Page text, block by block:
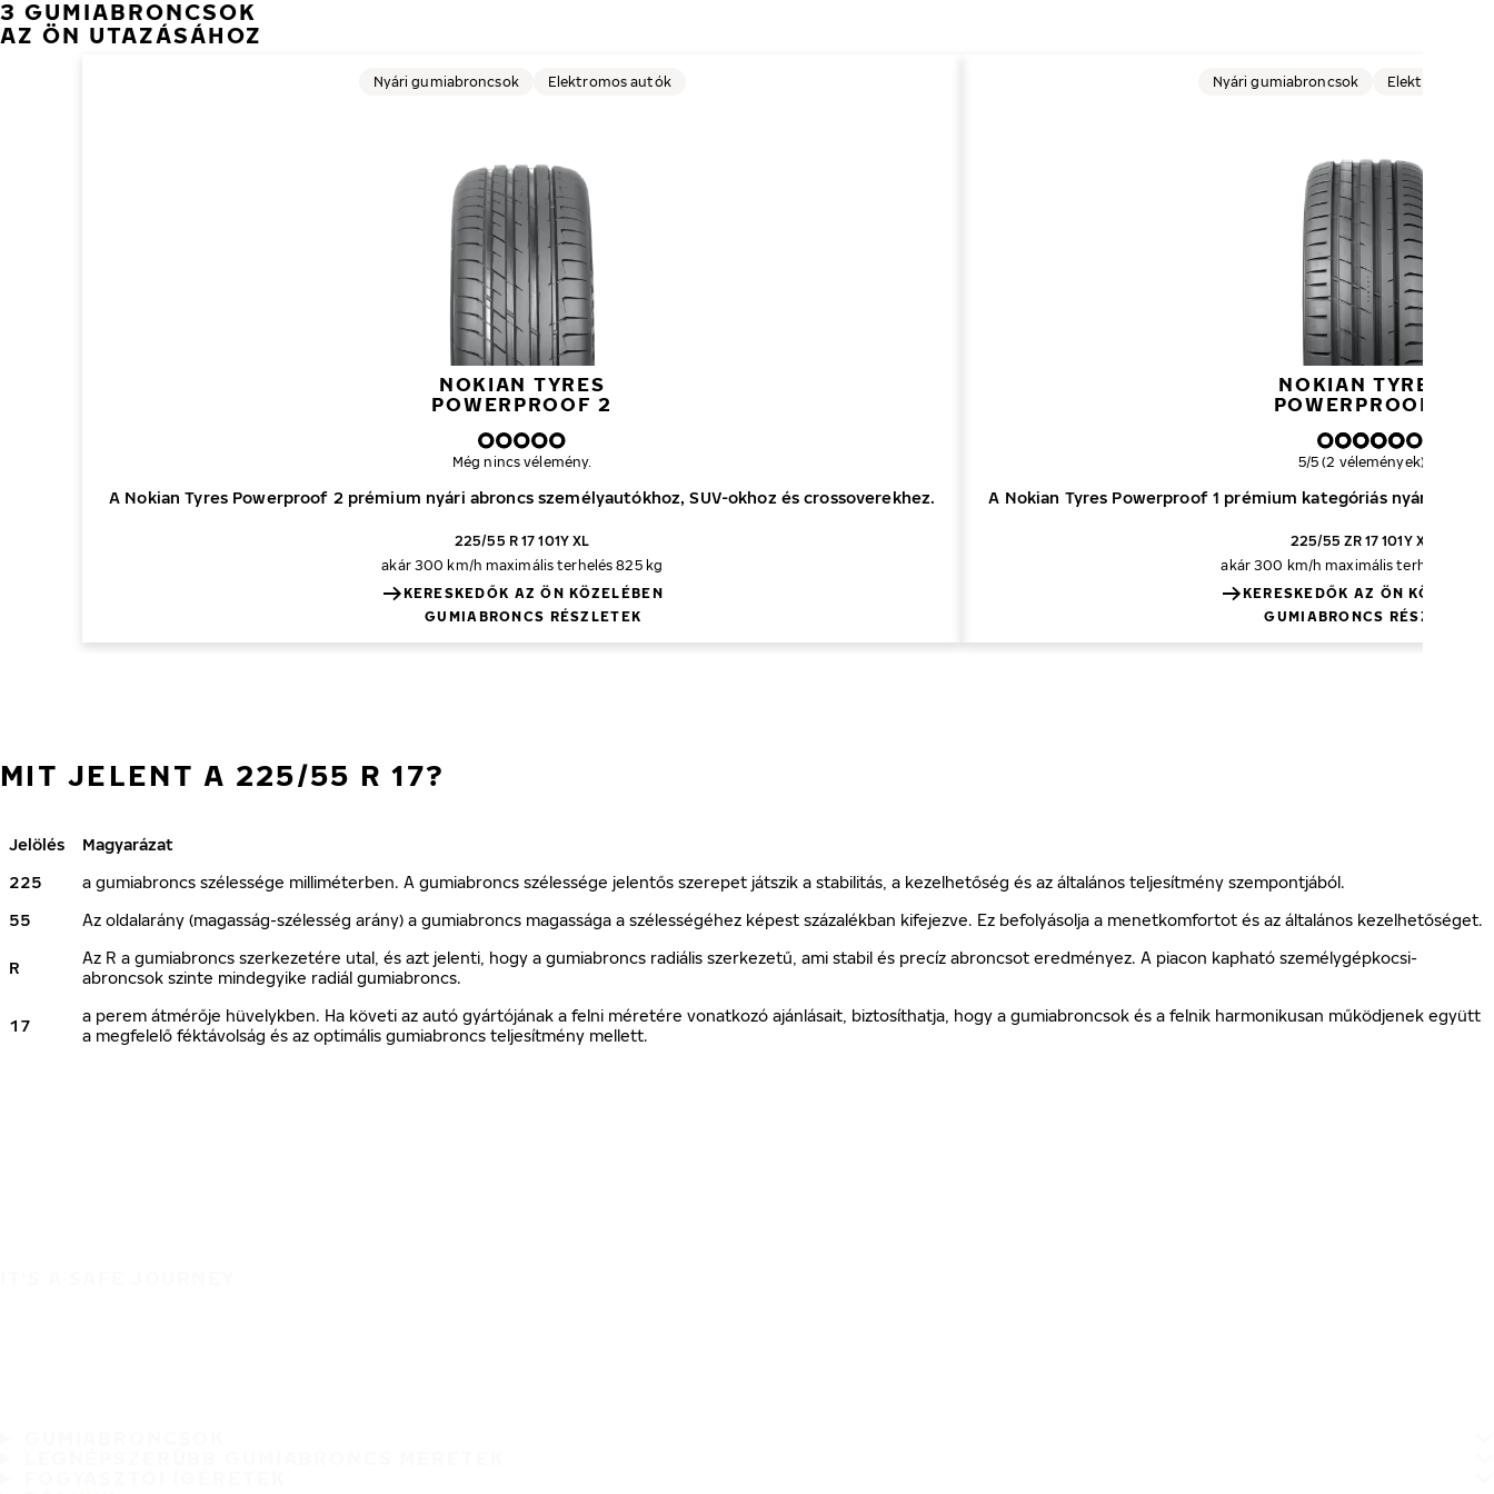
3 GUMIABRONCSOK
AZ ÖN UTAZÁSÁHOZ
NOKIAN TYRES
POWERPROOF 2
A Nokian Tyres Powerproof 2 prémium nyári abroncs személyautókhoz, SUV-okhoz és crossoverekhez.
Nyári gumiabroncsok Elektromos autók
Még nincs vélemény.
225/55 R 17 101Y XL
akár 300 km/h maximális terhelés 825 kg
KERESKEDŐK AZ ÖN KÖZELÉBEN
GUMIABRONCS RÉSZLETEK
NOKIAN TYRES
POWERPROOF 1
A Nokian Tyres Powerproof 1 prémium kategóriás nyári
Nyári gumiabroncsok Elektromos
Általános értékelés
5/5 (2 vélemények)
225/55 ZR 17 101Y XL
akár 300 km/h maximális terhelés 825
KERESKEDŐK AZ ÖN
GUMIABRONCS RÉSZLETEK
MIT JELENT A 225/55 R 17?
Jelölés
Magyarázat
225
a gumiabroncs szélessége milliméterben. A gumiabroncs szélessége jelentős szerepet játszik a stabilitás, a kezelhetőség és az általános teljesítmény szempontjából.
55
Az oldalarány (magasság-szélesség arány) a gumiabroncs magassága a szélességéhez képest százalékban kifejezve. Ez befolyásolja a menetkomfortot és az általános kezelhetőséget.
R
Az R a gumiabroncs szerkezetére utal, és azt jelenti, hogy a gumiabroncs radiális szerkezetű, ami stabil és precíz abroncsot eredményez. A piacon kapható személygépkocsi-
abroncsok szinte mindegyike radiál gumiabroncs.
17
a perem átmérője hüvelykben. Ha követi az autó gyártójának a felni méretére vonatkozó ajánlásait, biztosíthatja, hogy a gumiabroncsok és a felnik harmonikusan működjenek együtt
a megfelelő féktávolság és az optimális gumiabroncs teljesítmény mellett.